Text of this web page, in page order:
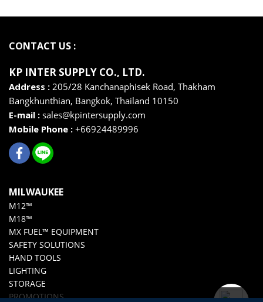
CONTACT US :
KP INTER SUPPLY CO., LTD.
Address : 205/28 Kanchanaphisek Road, Thakham
Bangkhunthian, Bangkok, Thailand 10150
E-mail : sales@kpintersupply.com
Mobile Phone : +66924489996
MILWAUKEE
M12™
M18™
MX FUEL™ EQUIPMENT
SAFETY SOLUTIONS
HAND TOOLS
LIGHTING
STORAGE
PROMOTIONS